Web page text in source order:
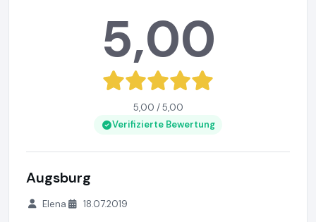
5,00
5,00 / 5,00
Verifizierte Bewertung
Augsburg
Elena 18.07.2019